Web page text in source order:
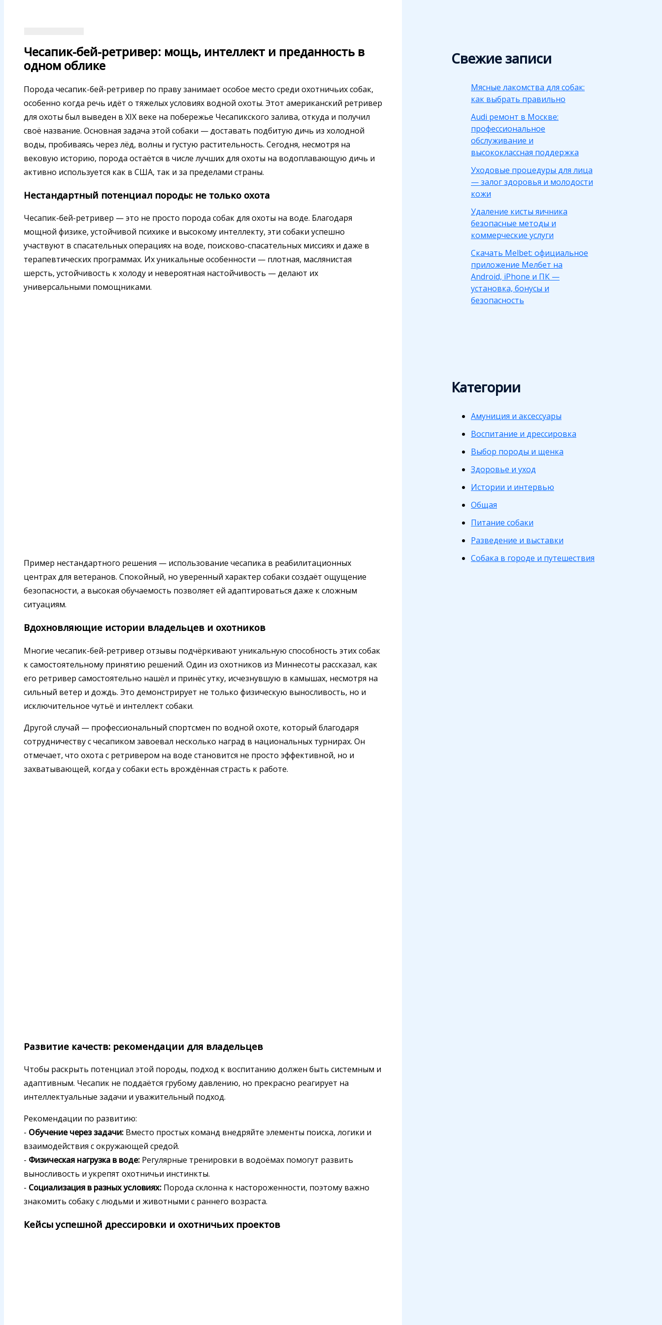
Чесапик-бей-ретривер: мощь, интеллект и преданность в
одном облике
Порода чесапик-бей-ретривер по праву занимает особое место среди охотничьих собак,
особенно когда речь идёт о тяжелых условиях водной охоты. Этот американский ретривер
для охоты был выведен в XIX веке на побережье Чесапикского залива, откуда и получил
своё название. Основная задача этой собаки — доставать подбитую дичь из холодной
воды, пробиваясь через лёд, волны и густую растительность. Сегодня, несмотря на
вековую историю, порода остаётся в числе лучших для охоты на водоплавающую дичь и
активно используется как в США, так и за пределами страны.
Нестандартный потенциал породы: не только охота
Чесапик-бей-ретривер — это не просто порода собак для охоты на воде. Благодаря
мощной физике, устойчивой психике и высокому интеллекту, эти собаки успешно
участвуют в спасательных операциях на воде, поисково-спасательных миссиях и даже в
терапевтических программах. Их уникальные особенности — плотная, маслянистая
шерсть, устойчивость к холоду и невероятная настойчивость — делают их
универсальными помощниками.
Пример нестандартного решения — использование чесапика в реабилитационных
центрах для ветеранов. Спокойный, но уверенный характер собаки создаёт ощущение
безопасности, а высокая обучаемость позволяет ей адаптироваться даже к сложным
ситуациям.
Вдохновляющие истории владельцев и охотников
Многие чесапик-бей-ретривер отзывы подчёркивают уникальную способность этих собак
к самостоятельному принятию решений. Один из охотников из Миннесоты рассказал, как
его ретривер самостоятельно нашёл и принёс утку, исчезнувшую в камышах, несмотря на
сильный ветер и дождь. Это демонстрирует не только физическую выносливость, но и
исключительное чутьё и интеллект собаки.
Другой случай — профессиональный спортсмен по водной охоте, который благодаря
сотрудничеству с чесапиком завоевал несколько наград в национальных турнирах. Он
отмечает, что охота с ретривером на воде становится не просто эффективной, но и
захватывающей, когда у собаки есть врождённая страсть к работе.
Развитие качеств: рекомендации для владельцев
Чтобы раскрыть потенциал этой породы, подход к воспитанию должен быть системным и
адаптивным. Чесапик не поддаётся грубому давлению, но прекрасно реагирует на
интеллектуальные задачи и уважительный подход.
Рекомендации по развитию:
- Обучение через задачи: Вместо простых команд внедряйте элементы поиска, логики и
взаимодействия с окружающей средой.
- Физическая нагрузка в воде: Регулярные тренировки в водоёмах помогут развить
выносливость и укрепят охотничьи инстинкты.
- Социализация в разных условиях: Порода склонна к настороженности, поэтому важно
знакомить собаку с людьми и животными с раннего возраста.
Кейсы успешной дрессировки и охотничьих проектов
Свежие записи
Мясные лакомства для собак:
как выбрать правильно
Audi ремонт в Москве:
профессиональное
обслуживание и
высококлассная поддержка
Уходовые процедуры для лица
— залог здоровья и молодости
кожи
Удаление кисты яичника
безопасные методы и
коммерческие услуги
Скачать Melbet: официальное
приложение Мелбет на
Android, iPhone и ПК —
установка, бонусы и
безопасность
Категории
Амуниция и аксессуары
Воспитание и дрессировка
Выбор породы и щенка
Здоровье и уход
Истории и интервью
Общая
Питание собаки
Разведение и выставки
Собака в городе и путешествия